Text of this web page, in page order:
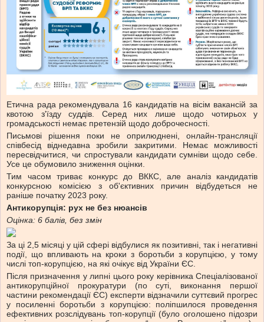
Етична рада рекомендувала 16 кандидатів на вісім вакансій за
квотою з'їзду суддів. Серед них лише щодо чотирьох у
громадськості немає претензій щодо доброчесності.
Письмові рішення поки не оприлюднені, онлайн-трансляції
співбесід віднедавна зробили закритими. Немає можливості
пересвідчитися, чи спростували кандидати сумніви щодо себе.
Усе це обумовило зниження оцінки.
Тим часом триває конкурс до ВККС, але аналіз кандидатів
конкурсною комісією з об'єктивних причин відбудеться не
раніше початку 2023 року.
Антикорупція: рух не без нюансів
Оцінка: 6 балів, без змін
За ці 2,5 місяці у цій сфері відбулися як позитивні, так і негативні
події, що впливають на кроки з боротьби з корупцією, у тому
числі топ-корупцією, на які очікує від України ЄС.
Після призначення у липні цього року керівника Спеціалізованої
антикорупційної прокуратури (по суті, виконання першої
частини рекомендації ЄС) експерти відзначили суттєвий прогрес
у посиленні боротьби з корупцією: поліпшилося проведення
ефективних розслідувань топ-корупції (було оголошено підозри